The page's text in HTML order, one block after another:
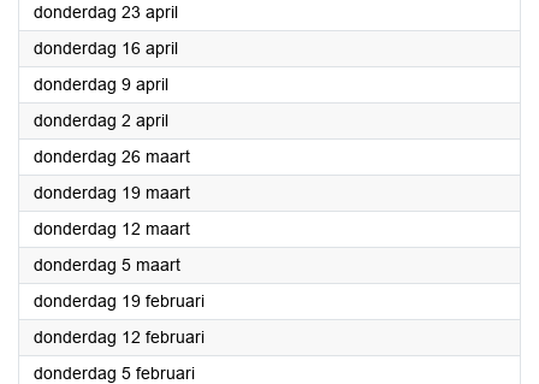
donderdag 23 april2026
donderdag 16 april2026
donderdag 9 april2026
donderdag 2 april2026
donderdag 26 maart2026
donderdag 19 maart2026
donderdag 12 maart2026
donderdag 5 maart2026
donderdag 19 februari2026
donderdag 12 februari2026
donderdag 5 februari2026